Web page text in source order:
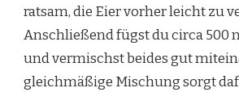
ratsam, die Eier vorher leicht zu
Anschließend fügst du circa 500
und vermischst beides gut
gleichmäßige Mischung sorgt